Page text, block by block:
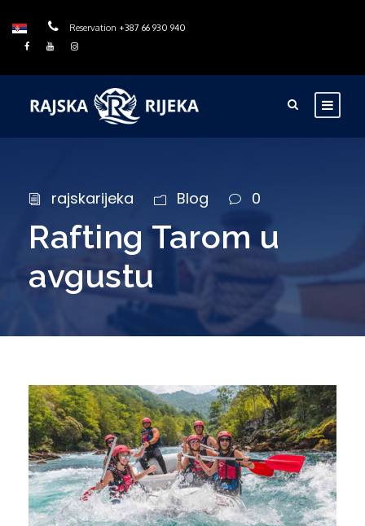
Reservation +387 66 930 940
rajskarijeka Blog 0
Rafting Tarom u
avgustu